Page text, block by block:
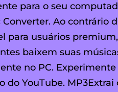
para o seu
Converter. Ao contrário
para usuários
baixem suas
no PC.
do YouTube.